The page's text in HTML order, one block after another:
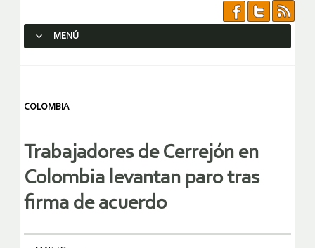
MENÚ
COLOMBIA
Trabajadores de Cerrejón en
Colombia levantan paro tras
firma de acuerdo